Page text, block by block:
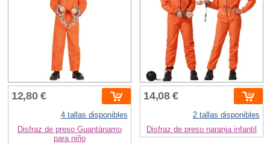
12,80 €
4 tallas disponibles
Disfraz de preso Guantánamo
para niño
14,08 €
2 tallas disponibles
Disfraz de preso naranja infantil